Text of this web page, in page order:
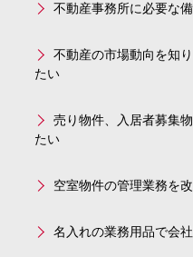
不動産事務所に必要な
不動産の市場動向を知
たい
売り物件、入居者募集
たい
空室物件の管理業務を
名入れの業務用品で会